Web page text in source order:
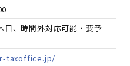
日、時間外対応可能・要予
taxoffice.jp/